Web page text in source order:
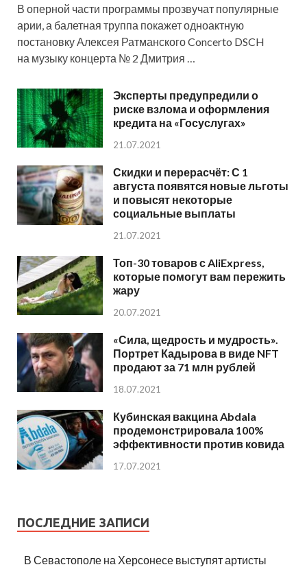
В оперной части программы прозвучат популярные
арии, а балетная труппа покажет одноактную
постановку Алексея Ратманского Concerto DSCH
на музыку концерта № 2 Дмитрия …
Эксперты предупредили о
риске взлома и оформления
кредита на «Госуслугах»
21.07.2021
Скидки и перерасчёт: С 1
августа появятся новые льготы
и повысят некоторые
социальные выплаты
21.07.2021
Топ-30 товаров с AliExpress,
которые помогут вам пережить
жару
20.07.2021
«Сила, щедрость и мудрость».
Портрет Кадырова в виде NFT
продают за 71 млн рублей
18.07.2021
Кубинская вакцина Abdala
продемонстрировала 100%
эффективности против ковида
17.07.2021
ПОСЛЕДНИЕ ЗАПИСИ
В Севастополе на Херсонесе выступят артисты